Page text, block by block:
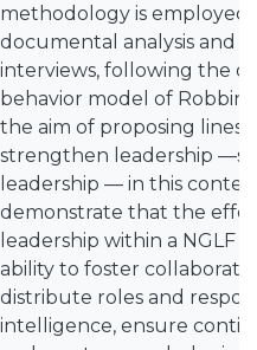
methodology is
documental analysis and
interviews, following the
behavior model of
the aim of proposing lines
strengthen leadership
leadership — in this
demonstrate that the
leadership within a NGLF
ability to foster
distribute roles and
intelligence, ensure